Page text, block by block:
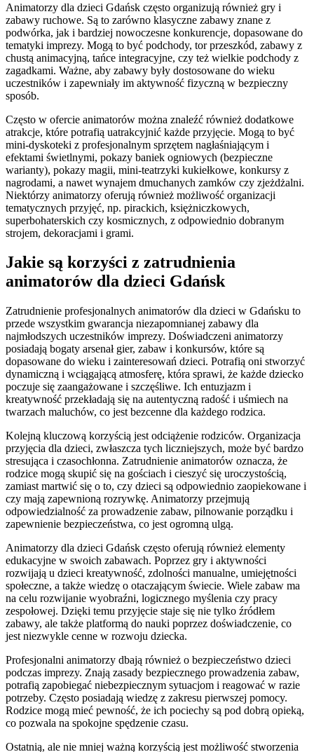
Animatorzy dla dzieci Gdańsk często organizują również gry i
zabawy ruchowe. Są to zarówno klasyczne zabawy znane z
podwórka, jak i bardziej nowoczesne konkurencje, dopasowane do
tematyki imprezy. Mogą to być podchody, tor przeszkód, zabawy z
chustą animacyjną, tańce integracyjne, czy też wielkie podchody z
zagadkami. Ważne, aby zabawy były dostosowane do wieku
uczestników i zapewniały im aktywność fizyczną w bezpieczny
sposób.
Często w ofercie animatorów można znaleźć również dodatkowe
atrakcje, które potrafią uatrakcyjnić każde przyjęcie. Mogą to być
mini-dyskoteki z profesjonalnym sprzętem nagłaśniającym i
efektami świetlnymi, pokazy baniek ogniowych (bezpieczne
warianty), pokazy magii, mini-teatrzyki kukiełkowe, konkursy z
nagrodami, a nawet wynajem dmuchanych zamków czy zjeżdżalni.
Niektórzy animatorzy oferują również możliwość organizacji
tematycznych przyjęć, np. pirackich, księżniczkowych,
superbohaterskich czy kosmicznych, z odpowiednio dobranym
strojem, dekoracjami i grami.
Jakie są korzyści z zatrudnienia
animatorów dla dzieci Gdańsk
Zatrudnienie profesjonalnych animatorów dla dzieci w Gdańsku to
przede wszystkim gwarancja niezapomnianej zabawy dla
najmłodszych uczestników imprezy. Doświadczeni animatorzy
posiadają bogaty arsenał gier, zabaw i konkursów, które są
dopasowane do wieku i zainteresowań dzieci. Potrafią oni stworzyć
dynamiczną i wciągającą atmosferę, która sprawi, że każde dziecko
poczuje się zaangażowane i szczęśliwe. Ich entuzjazm i
kreatywność przekładają się na autentyczną radość i uśmiech na
twarzach maluchów, co jest bezcenne dla każdego rodzica.
Kolejną kluczową korzyścią jest odciążenie rodziców. Organizacja
przyjęcia dla dzieci, zwłaszcza tych liczniejszych, może być bardzo
stresująca i czasochłonna. Zatrudnienie animatorów oznacza, że
rodzice mogą skupić się na gościach i cieszyć się uroczystością,
zamiast martwić się o to, czy dzieci są odpowiednio zaopiekowane i
czy mają zapewnioną rozrywkę. Animatorzy przejmują
odpowiedzialność za prowadzenie zabaw, pilnowanie porządku i
zapewnienie bezpieczeństwa, co jest ogromną ulgą.
Animatorzy dla dzieci Gdańsk często oferują również elementy
edukacyjne w swoich zabawach. Poprzez gry i aktywności
rozwijają u dzieci kreatywność, zdolności manualne, umiejętności
społeczne, a także wiedzę o otaczającym świecie. Wiele zabaw ma
na celu rozwijanie wyobraźni, logicznego myślenia czy pracy
zespołowej. Dzięki temu przyjęcie staje się nie tylko źródłem
zabawy, ale także platformą do nauki poprzez doświadczenie, co
jest niezwykle cenne w rozwoju dziecka.
Profesjonalni animatorzy dbają również o bezpieczeństwo dzieci
podczas imprezy. Znają zasady bezpiecznego prowadzenia zabaw,
potrafią zapobiegać niebezpiecznym sytuacjom i reagować w razie
potrzeby. Często posiadają wiedzę z zakresu pierwszej pomocy.
Rodzice mogą mieć pewność, że ich pociechy są pod dobrą opieką,
co pozwala na spokojne spędzenie czasu.
Ostatnią, ale nie mniej ważną korzyścią jest możliwość stworzenia